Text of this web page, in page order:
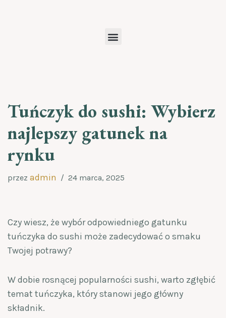
Tuńczyk do sushi: Wybierz
najlepszy gatunek na
rynku
przez admin 24 marca, 2025
Czy wiesz, że wybór odpowiedniego gatunku
tuńczyka do sushi może zadecydować o smaku
Twojej potrawy?
W dobie rosnącej popularności sushi, warto zgłębić
temat tuńczyka, który stanowi jego główny
składnik.